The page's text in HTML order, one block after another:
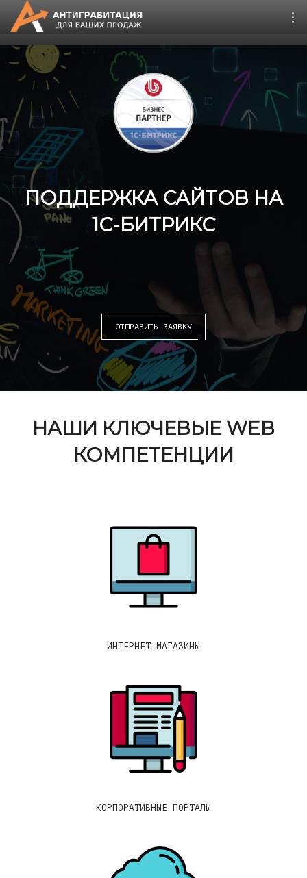
CRM Битрикс24
Дистрибуция 4.0
Запуск онлайн продаж
Второе дыхание
Поддержка сайтов 1С-
Битрикс
ПОДДЕРЖКА САЙТОВ НА
1С-БИТРИКС
ОТПРАВИТЬ ЗАЯВКУ
НАШИ КЛЮЧЕВЫЕ WEB
КОМПЕТЕНЦИИ
ИНТЕРНЕТ-МАГАЗИНЫ
КОРПОРАТИВНЫЕ ПОРТАЛЫ